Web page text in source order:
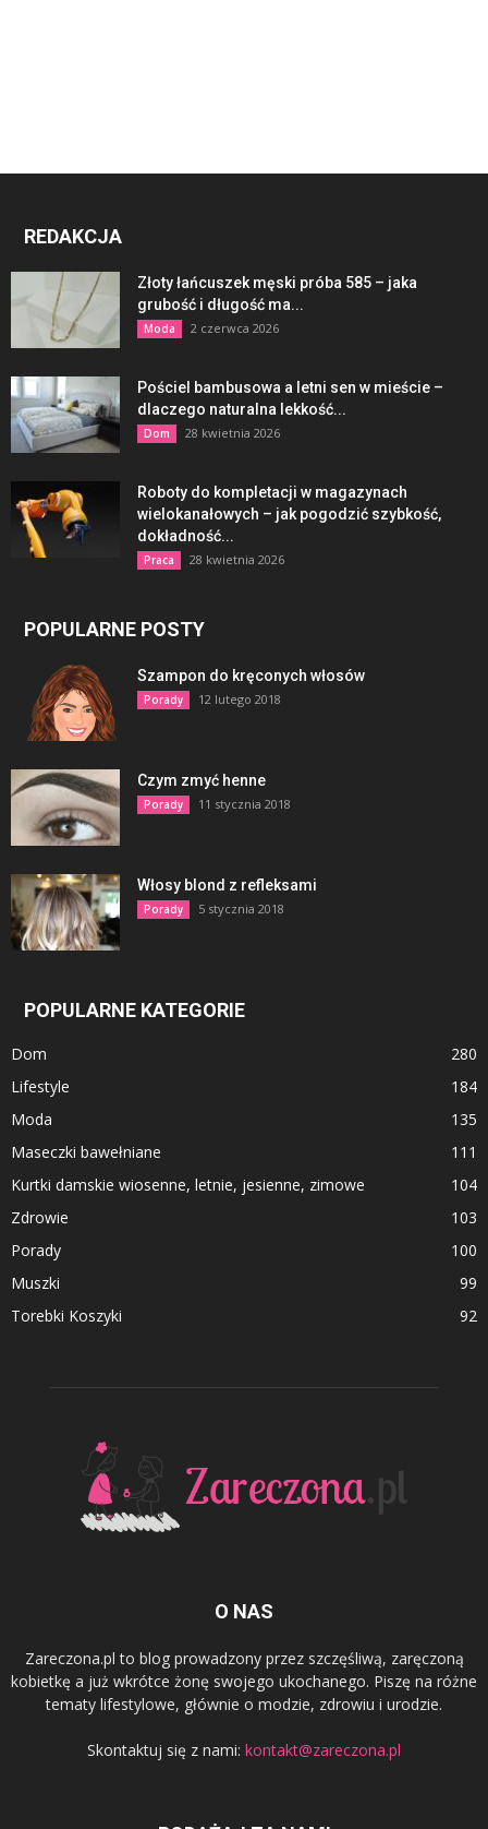
REDAKCJA
Złoty łańcuszek męski próba 585 – jaka
grubość i długość ma...
Moda 2 czerwca 2026
Pościel bambusowa a letni sen w mieście –
dlaczego naturalna lekkość...
Dom 28 kwietnia 2026
Roboty do kompletacji w magazynach
wielokanałowych – jak pogodzić szybkość,
dokładność...
Praca 28 kwietnia 2026
POPULARNE POSTY
Szampon do kręconych włosów
Porady 12 lutego 2018
Czym zmyć henne
Porady 11 stycznia 2018
Włosy blond z refleksami
Porady 5 stycznia 2018
POPULARNE KATEGORIE
Dom
280
Lifestyle
184
Moda
135
Maseczki bawełniane
111
Kurtki damskie wiosenne, letnie, jesienne, zimowe
104
Zdrowie
103
Porady
100
Muszki
99
Torebki Koszyki
92
O NAS
Zareczona.pl to blog prowadzony przez szczęśliwą, zaręczoną
kobietkę a już wkrótce żonę swojego ukochanego. Piszę na różne
tematy lifestylowe, głównie o modzie, zdrowiu i urodzie.
Skontaktuj się z nami: kontakt@zareczona.pl